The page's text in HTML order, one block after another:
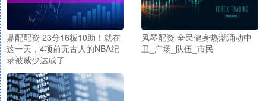
鼎配配资 23分16板10助！就在
这一天，4项前无古人的NBA纪
录被威少达成了
风琴配资 全民健身热潮涌动中
卫_广场_队伍_市民